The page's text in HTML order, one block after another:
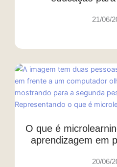
21/06/
O que é
aprendizagem em
20/06/